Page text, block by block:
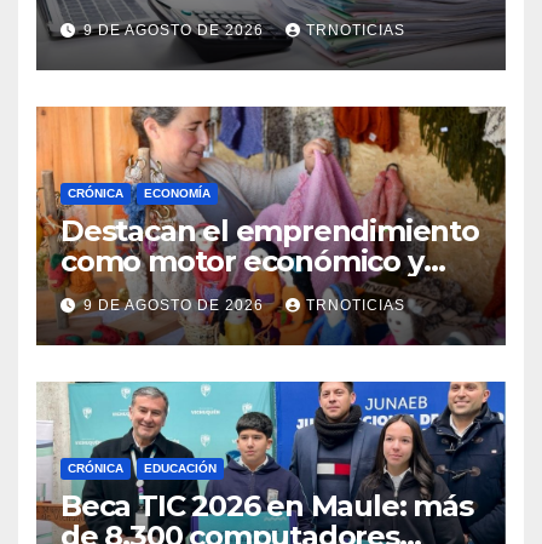
demanda por trabajo
9 DE AGOSTO DE 2026 TRNOTICIAS
CRÓNICA ECONOMÍA
Destacan el emprendimiento
como motor económico y
anuncia fortalecer apoyos
para empleo autónomo
9 DE AGOSTO DE 2026 TRNOTICIAS
CRÓNICA EDUCACIÓN
Beca TIC 2026 en Maule: más
de 8.300 computadores